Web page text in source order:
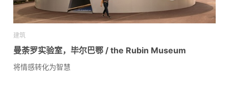
建筑
曼荼罗实验室，毕尔巴鄂 / the Rubin Museum
将情感转化为智慧